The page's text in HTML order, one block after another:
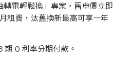
轉電輕鬆換」專案，舊車價立即
租費，汰舊換新最高可享一年
期 0 利率分期付款。